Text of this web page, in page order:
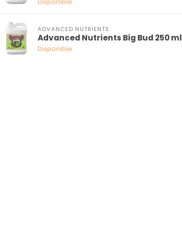
Disponible
ADVANCED NUTRIENTS
Advanced Nutrients Big Bud 250 ml
Disponible